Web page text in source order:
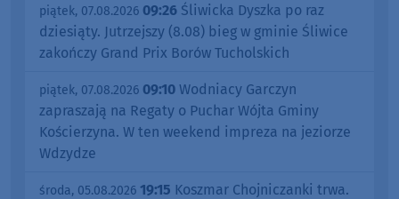
piątek, 07.08.2026 09:26 Śliwicka Dyszka po raz
dziesiąty. Jutrzejszy (8.08) bieg w gminie Śliwice
zakończy Grand Prix Borów Tucholskich
piątek, 07.08.2026 09:10 Wodniacy Garczyn
zapraszają na Regaty o Puchar Wójta Gminy
Kościerzyna. W ten weekend impreza na jeziorze
Wdzydze
środa, 05.08.2026 19:15 Koszmar Chojniczanki trwa.